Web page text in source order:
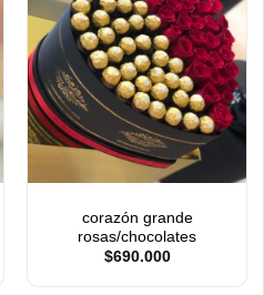
AÑADIR
A LA
LISTA
DE
DESEOS
corazón grande
rosas/chocolates
$690.000